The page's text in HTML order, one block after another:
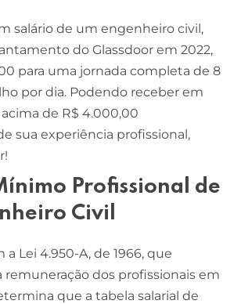
salário de um engenheiro civil,
do Glassdoor em 2022,
para uma jornada completa de 8
por dia. Podendo receber em
de R$ 4.000,00
sua experiência profissional,
Profissional de
Civil
a Lei 4.950-A, de 1966, que
dos profissionais em
que a tabela salarial de